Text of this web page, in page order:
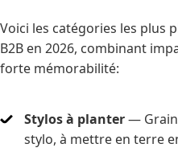
Voici les catégories les plus
B2B en 2026, combinant
forte mémorabilité:
Stylos à planter—
stylo, à mettre en terre